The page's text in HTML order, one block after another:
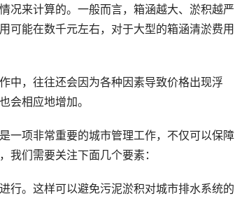
况来计算的。一般而言，箱涵越大、淤积越严
可能在数千元左右，对于大型的箱涵清淤费用
中，往往还会因为各种因素导致价格出现浮
会相应地增加。
一项非常重要的城市管理工作，不仅可以保障
们需要关注下面几个要素：
行。这样可以避免污泥淤积对城市排水系统的